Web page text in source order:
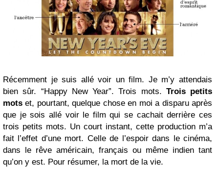
Récemment je suis allé voir un film. Je m’y attendais
bien sûr. “Happy New Year”. Trois mots. Trois petits
mots et, pourtant, quelque chose en moi a disparu après
que je sois allé voir le film qui se cachait derrière ces
trois petits mots. Un court instant, cette production m’a
fait l’effet d’une mort. Celle de l’espoir dans le cinéma,
dans le rêve américain, français ou même indien tant
qu’on y est. Pour résumer, la mort de la vie.